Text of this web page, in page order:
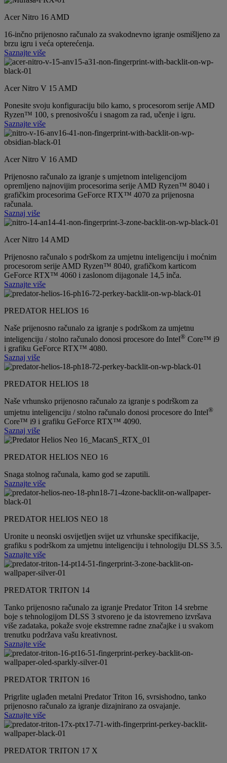
Acer Nitro 16 AMD
16-inčno prijenosno računalo za svakodnevno igranje osmišljeno za
brzu igru i veća opterećenja.
Saznajte više
Acer Nitro V 15 AMD
Ponesite svoju konfiguraciju bilo kamo, s procesorom serije AMD
Ryzen™ 100, s prenosivošću i snagom za rad, učenje i igru.
Saznajte više
Acer Nitro V 16 AMD
Prijenosno računalo za igranje s umjetnom inteligencijom
opremljeno najnovijim procesorima serije AMD Ryzen™ 8040 i
grafičkim procesorima GeForce RTX™ 4070 za prijenosna
računala.
Saznaj više
Acer Nitro 14 AMD
Prijenosno računalo s podrškom za umjetnu inteligenciju i moćnim
procesorom serije AMD Ryzen™ 8040, grafičkom karticom
GeForce RTX™ 4060 i zaslonom dijagonale 14,5 inča.
Saznajte više
PREDATOR HELIOS 16
Naše prijenosno računalo za igranje s podrškom za umjetnu
inteligenciju / stolno računalo donosi procesore do Intel® Core™ i9
i grafiku GeForce RTX™ 4080.
Saznaj više
PREDATOR HELIOS 18
Naše vrhunsko prijenosno računalo za igranje s podrškom za
umjetnu inteligenciju / stolno računalo donosi procesore do Intel®
Core™ i9 i grafiku GeForce RTX™ 4090.
Saznaj više
PREDATOR HELIOS NEO 16
Snaga stolnog računala, kamo god se zaputili.
Saznajte više
PREDATOR HELIOS NEO 18
Uronite u neonski osvijetljen svijet uz vrhunske specifikacije,
grafiku s podrškom za umjetnu inteligenciju i tehnologiju DLSS 3.5.
Saznajte više
PREDATOR TRITON 14
Tanko prijenosno računalo za igranje Predator Triton 14 srebrne
boje s tehnologijom DLSS 3 stvoreno je da istovremeno izvršava
više zadataka, pokaže svoje ekstremne radne značajke i u svakom
trenutku podržava vašu kreativnost.
Saznajte više
PREDATOR TRITON 16
Prigrlite uglađen metalni Predator Triton 16, svrsishodno, tanko
prijenosno računalo za igranje dizajnirano za osvajanje.
Saznajte više
PREDATOR TRITON 17 X